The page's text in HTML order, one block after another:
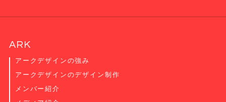
ARK
アークデザインの強み
アークデザインのデザイン制作
メンバー紹介